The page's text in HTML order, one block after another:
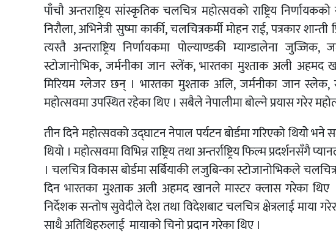
पाँचौ अन्तराष्ट्रिय सांस्कृतिक चलचित्र महोत्सवको राष्ट्रिय
निरौला, अभिनेत्री सुष्मा कार्की, चलचित्रकर्मी मोहन राई, पत्रकार
त्यस्तै अन्तराष्ट्रिय निर्णायकमा पोल्याण्डकी म्याग्डालेना
स्टोजानोभिक, जर्मनीका जान स्लेंक, भारतका मुश्ताक अली अहमद
मिरियम ग्लेजर छन् । भारतका मुश्ताक अलि, जर्मनीका जान स्लेक,
महोत्सवमा उपस्थित रहेका थिए । सबैले नेपालीमा बोल्ने प्रयास गरेर
तीन दिने महोत्सवको उद्घाटन नेपाल पर्यटन बोर्डमा गरिएको थियोे भने
थियो । महोत्सवमा विभिन्न राष्ट्रिय तथा अन्तर्राष्ट्रिय फिल्म
। चलचित्र विकास बोर्डमा सर्बियाकी लजुबिन्का स्टोजानोभिकले
दिन भारतका मुश्ताक अली अहमद खानले मास्टर क्लास गरेका थिए
निर्देशक सन्तोष सुवेदीले देश तथा विदेशबाट चलचित्र क्षेत्रलाई माया
साथै अतिथिहरुलाई मायाको चिनो प्रदान गरेका थिए ।